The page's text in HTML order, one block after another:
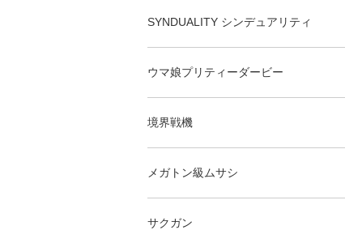
SYNDUALITY シンデュアリティ
ウマ娘プリティーダービー
境界戦機
メガトン級ムサシ
サクガン